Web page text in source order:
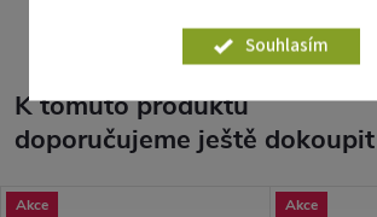
Souhlasím
K tomuto produktu
doporučujeme ještě dokoupit
Akce Akce